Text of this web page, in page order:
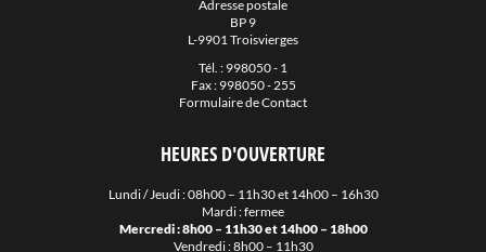
Adresse postale
BP 9
L-9901 Troisvierges
Tél. : 998050 - 1
Fax : 998050 - 255
Formulaire de Contact
HEURES D'OUVERTURE
Lundi / Jeudi : 08h00 – 11h30 et 14h00 – 16h30
Mardi : fermee
Mercredi : 8h00 – 11h30 et 14h00 – 18h00
Vendredi : 8h00 – 11h30